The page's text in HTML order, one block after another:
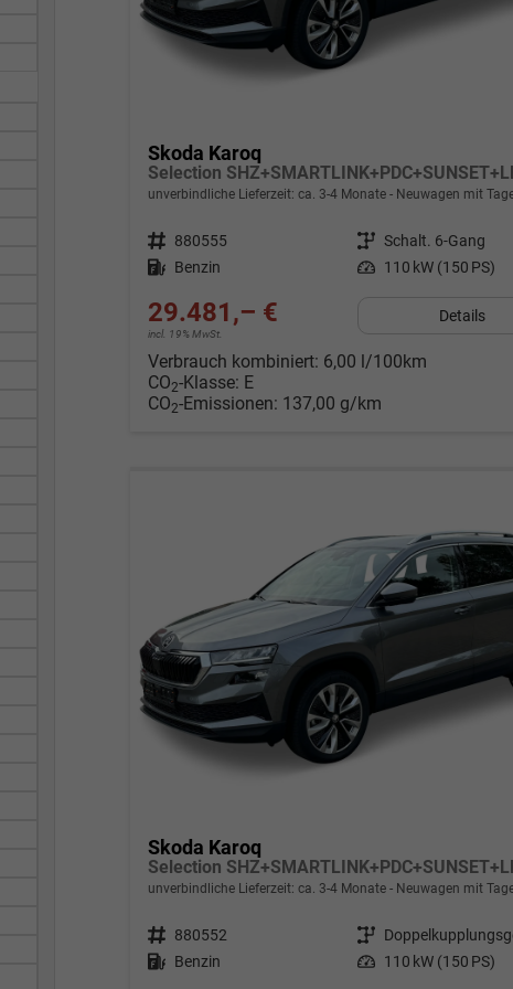
Skoda Karoq
Selection
unverbindliche Lieferzeit: ca. 3-4 Monate Neuwagen mit
Fahrzeugnr. 880555 Getriebe Schalt. 6-Gang
Kraftstoff Benzin Leistung 110 kW (150 PS)
29.481,– €
incl. 19% MwSt.
Details
Verbrauch kombiniert: 6,00 l/100km
CO2-Klasse: E
CO2-Emissionen: 137,00 g/km
Skoda Karoq
Selection
unverbindliche Lieferzeit: ca. 3-4 Monate Neuwagen mit
Fahrzeugnr. 880552 Getriebe
Kraftstoff Benzin Leistung 110 kW (150 PS)